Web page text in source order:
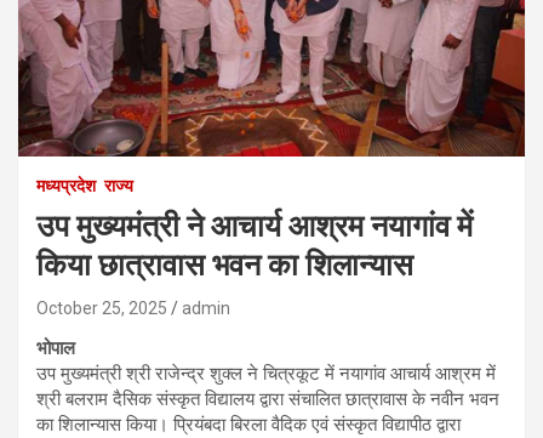
मध्यप्रदेश राज्य
उप मुख्यमंत्री ने आचार्य आश्रम नयागांव में
किया छात्रावास भवन का शिलान्यास
October 25, 2025 admin
भोपाल
उप मुख्यमंत्री श्री राजेन्द्र शुक्ल ने चित्रकूट में नयागांव आचार्य आश्रम में
श्री बलराम दैसिक संस्कृत विद्यालय द्वारा संचालित छात्रावास के नवीन भवन
का शिलान्यास किया। प्रियंबदा बिरला वैदिक एवं संस्कृत विद्यापीठ द्वारा